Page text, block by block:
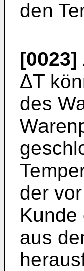
den
[0023]
ΔT
des
der
aus